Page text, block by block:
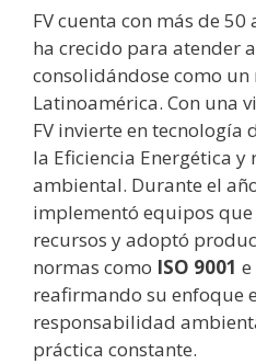
FV cuenta con más de
ha crecido para atender
consolidándose como un
Latinoamérica. Con una
FV invierte en
la Eficiencia Energética
ambiental. Durante el
implementó equipos
recursos y adoptó
normas como ISO 9001 e
reafirmando su enfoque
responsabilidad
práctica constante.